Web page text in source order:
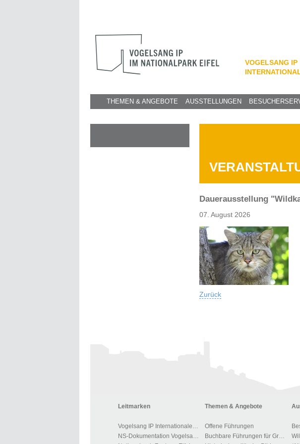
VOGELSANG IP
THEMEN & ANGEBOTE AUSSTELLUNGEN
Dauerausstellung
07. August 2026
Zurück
Leitmarken
Vogelsang IP Internationaler Platz
NS-Dokumentation Vogelsang
Themen & Angebote
Offene Führungen
Buchbare Führungen für Gruppen